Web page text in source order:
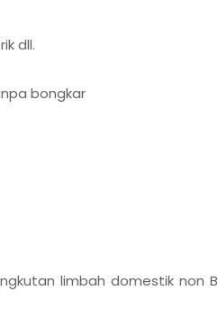
dll.
bongkar
limbah domestik non